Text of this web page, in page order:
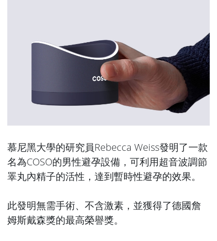
慕尼黑大學的研究員Rebecca Weiss發明了一款
名為COSO的男性避孕設備，可利用超音波調節
睪丸內精子的活性，達到暫時性避孕的效果。
此發明無需手術、不含激素，並獲得了德國詹
姆斯戴森獎的最高榮譽獎。